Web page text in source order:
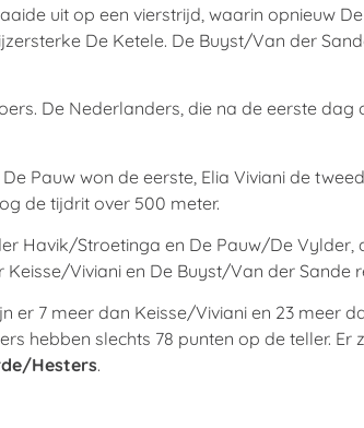
uit op een vierstrijd, waarin opnieuw
De Ketele. De Buyst/Van der
De Nederlanders, die na de eerste
Pauw won de eerste, Elia Viviani de
de tijdrit over 500 meter.
Havik/Stroetinga en De Pauw/De Vylder,
Viviani en De Buyst/Van der Sande
er 7 meer dan Keisse/Viviani en 23 meer
hebben slechts 78 punten op de teller.
Hesters.